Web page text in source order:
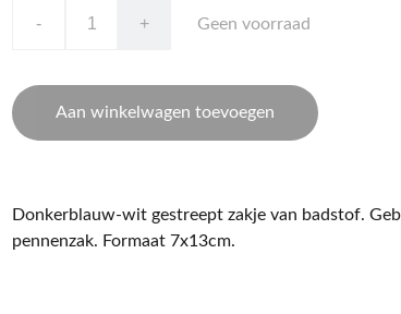
- + Geen voorraad
Aan winkelwagen toevoegen
Donkerblauw-wit gestreept zakje van badstof.
pennenzak. Formaat 7x13cm.